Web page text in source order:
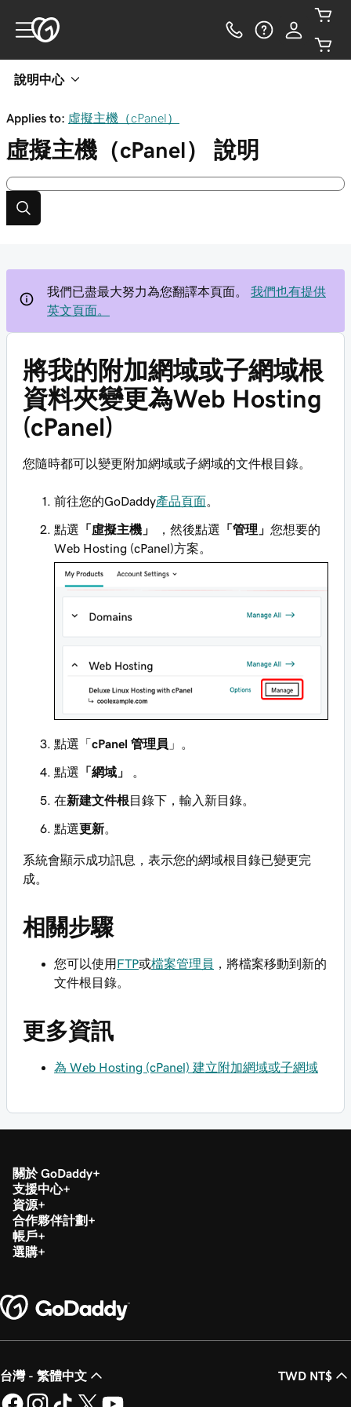
說明中心
Applies to: 虛擬主機（cPanel）
虛擬主機（cPanel） 說明
我們已盡最大努力為您翻譯本頁面。
我們也有提供
英文頁面。
將我的附加網域或子網域根
資料夾變更為Web Hosting
(cPanel)
您隨時都可以變更附加網域或子網域的文件根目錄。
前往您的GoDaddy產品頁面
點選 「虛擬主機」 ，然後點選 「管理」 您想要的
Web Hosting (cPanel)方案。
點選「 cPanel 管理員 」。
點選 「網域」
在新建文件根目錄下，輸入新目錄。
點選更新
系統會顯示成功訊息，表示您的網域根目錄已變更完
成。
相關步驟
您可以使用 FTP或檔案管理員
，將檔案移動到新的
文件根目錄。
更多資訊
為 Web Hosting (cPanel) 建立附加網域或子網域
關於 GoDaddy
支援中心
資源
合作夥伴計劃
帳戶
選購
台灣 - 繁體中文 TWD NT$